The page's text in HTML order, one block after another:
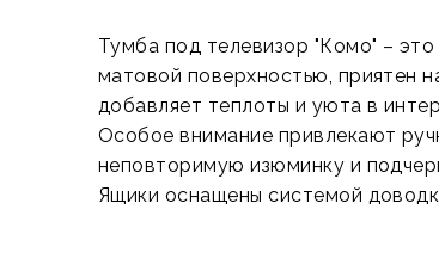
Тумба под телевизор "Комо" –
матовой поверхностью, приятен
добавляет теплоты и уюта в
Особое внимание привлекают
неповторимую изюминку и
Ящики оснащены системой